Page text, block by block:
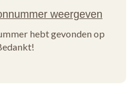
hebt gevonden op